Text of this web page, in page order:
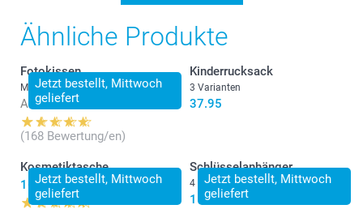
Ähnliche Produkte
Jetzt bestellt, Mittwoch
geliefert
Fotokissen
Mehr als 10 Varianten
Ab 28.95
(168 Bewertung/en)
Kinderrucksack
3 Varianten
37.95
Jetzt bestellt, Mittwoch
geliefert
Kosmetiktasche
16.95
Jetzt bestellt, Mittwoch
geliefert
Schlüsselanhänger
4 Varianten
11.95